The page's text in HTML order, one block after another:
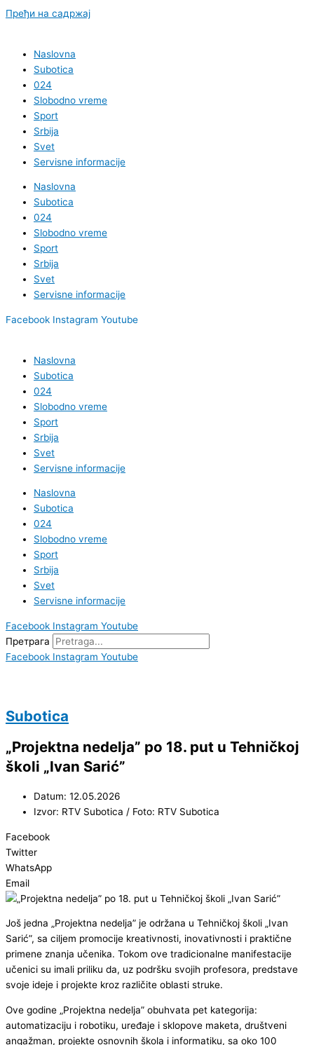
Пређи на садржај
Naslovna
Subotica
024
Slobodno vreme
Sport
Srbija
Svet
Servisne informacije
Naslovna
Subotica
024
Slobodno vreme
Sport
Srbija
Svet
Servisne informacije
Facebook Instagram Youtube
Naslovna
Subotica
024
Slobodno vreme
Sport
Srbija
Svet
Servisne informacije
Naslovna
Subotica
024
Slobodno vreme
Sport
Srbija
Svet
Servisne informacije
Facebook Instagram Youtube
Претрага
Facebook Instagram Youtube
Subotica
„Projektna nedelja” po 18. put u Tehničkoj
školi „Ivan Sarić”
Datum: 12.05.2026
Izvor: RTV Subotica / Foto: RTV Subotica
Facebook
Twitter
WhatsApp
Email
Još jedna „Projektna nedelja” je održana u Tehničkoj školi „Ivan
Sarić”, sa ciljem promocije kreativnosti, inovativnosti i praktične
primene znanja učenika. Tokom ove tradicionalne manifestacije
učenici su imali priliku da, uz podršku svojih profesora, predstave
svoje ideje i projekte kroz različite oblasti struke.
Ove godine „Projektna nedelja” obuhvata pet kategorija:
automatizaciju i robotiku, uređaje i sklopove maketa, društveni
angažman, projekte osnovnih škola i informatiku, sa oko 100